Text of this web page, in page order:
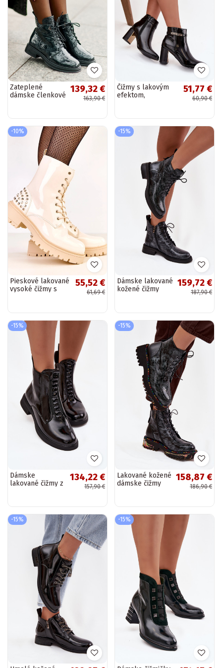
Zateplené
dámske členkové
khaki farby
139,32 €
163,90 €
Čižmy s lakovým
efektom,
51,77 €
60,90 €
-10%
Pieskové lakované
vysoké čižmy s
55,52 €
61,69 €
-15%
Dámske lakované
kožené čižmy
farby
159,72 €
187,90 €
-15%
Dámske
lakované čižmy z
134,22 €
157,90 €
-15%
Lakované kožené
dámske čižmy
158,87 €
186,90 €
-15% -15%